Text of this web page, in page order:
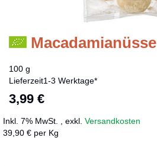
Macadamianüsse
100 g
Lieferzeit1-3 Werktage*
3,99 €
Inkl. 7% MwSt. exkl. Versandkosten
39,90 € per Kg
Zum
Bildergalerie